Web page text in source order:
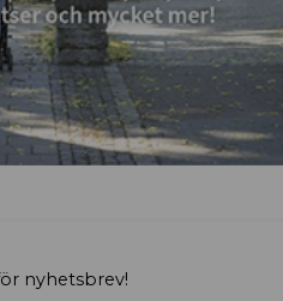
nyhetsbrev!